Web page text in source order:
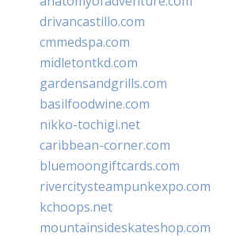
drivancastillo.com
cmmedspa.com
midletontkd.com
gardensandgrills.com
basilfoodwine.com
nikko-tochigi.net
caribbean-corner.com
bluemoongiftcards.com
rivercitysteampunkexpo.com
kchoops.net
mountainsideskateshop.com